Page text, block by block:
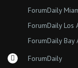
ForumDaily
ForumDaily Los
ForumDaily Bay
ForumDaily